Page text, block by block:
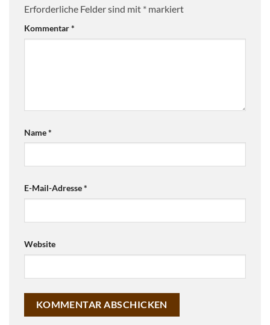
Erforderliche Felder sind mit * markiert
Kommentar*
Name*
E-Mail-Adresse*
Website